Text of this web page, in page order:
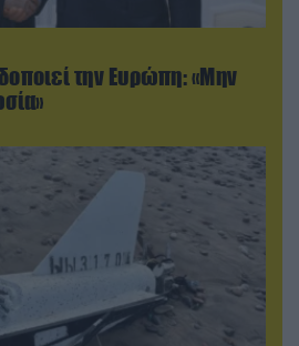
την Ευρώπη: «Μην